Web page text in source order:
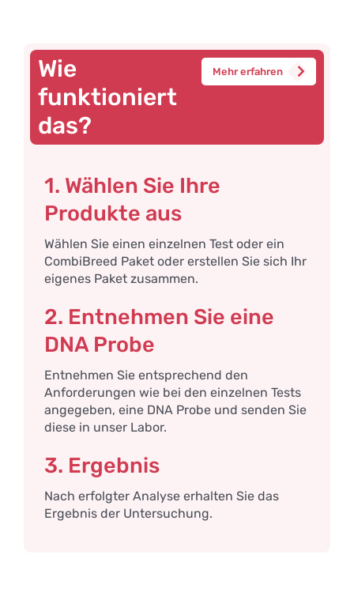
Wie
funktioniert
das?
Mehr erfahren
1. Wählen Sie Ihre
Produkte aus
Wählen Sie einen einzelnen Test oder ein
CombiBreed Paket oder erstellen Sie sich Ihr
eigenes Paket zusammen.
2. Entnehmen Sie eine
DNA Probe
Entnehmen Sie entsprechend den
Anforderungen wie bei den einzelnen Tests
angegeben, eine DNA Probe und senden Sie
diese in unser Labor.
3. Ergebnis
Nach erfolgter Analyse erhalten Sie das
Ergebnis der Untersuchung.